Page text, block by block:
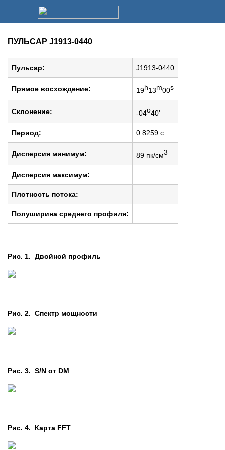
ПУЛЬСАР J1913-0440
Пульсар: J1913-0440
Прямое восхождение: 19h13m00s
Cклонение: -04o40'
Период: 0.8259 c
Дисперсия минимум: 89 пк/см3
Дисперсия максимум:
Плотность потока:
Полуширина среднего профиля:
Рис. 1. Двойной профиль
Рис. 2. Cпектр мощности
Рис. 3. S/N от DM
Рис. 4. Карта FFT